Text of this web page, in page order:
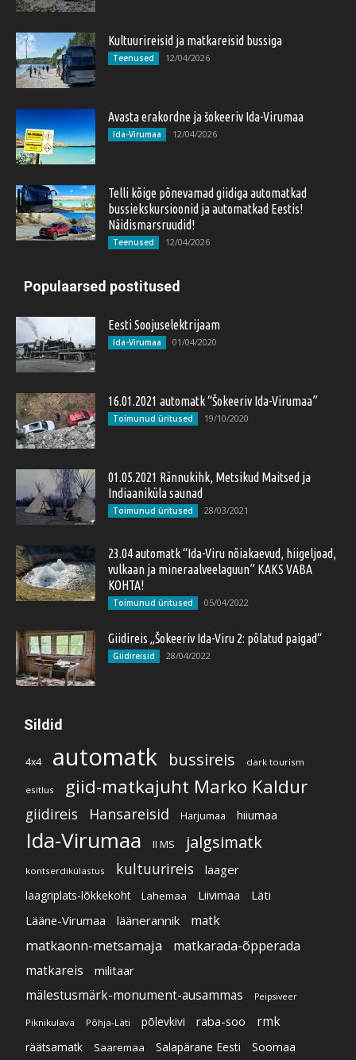
Kultuurireisid ja matkareisid bussiga
Teenused 12/04/2026
Avasta erakordne ja šokeeriv Ida-Virumaa
Ida-Virumaa 12/04/2026
Telli kõige põnevamad giidiga automatkad
bussiekskursioonid ja automatkad Eestis!
Näidismarsruudid!
Teenused 12/04/2026
Populaarsed postitused
Eesti Soojuselektrijaam
Ida-Virumaa 01/04/2020
16.01.2021 automatk “Šokeeriv Ida-Virumaa”
Toimunud üritused 19/10/2020
01.05.2021 Rännukihk, Metsikud Maitsed ja
Indiaaniküla saunad
Toimunud üritused 28/03/2021
23.04 automatk “Ida-Viru nõiakaevud, hiigeljoad,
vulkaan ja mineraalveelaguun” KAKS VABA
KOHTA!
Toimunud üritused 05/04/2022
Giidireis „Šokeeriv Ida-Viru 2: põlatud paigad“
Giidireisid 28/04/2022
Sildid
4x4 automatk bussireis dark tourism
esitlus giid-matkajuht Marko Kaldur
giidireis Hansareisid Harjumaa hiiumaa
Ida-Virumaa II MS jalgsimatk
kontserdikülastus kultuurireis laager
laagriplats-lõkkekoht Lahemaa Liivimaa
Läti
Lääne-Virumaa
läänerannik matk
matkaonn-metsamaja matkarada-õpperada
matkareis militaar
mälestusmärk-monument-ausammas Peipsiveer
Piknikulava Põhja-Läti põlevkivi raba-soo rmk
räätsamatk Saaremaa Salapärane Eesti Soomaa